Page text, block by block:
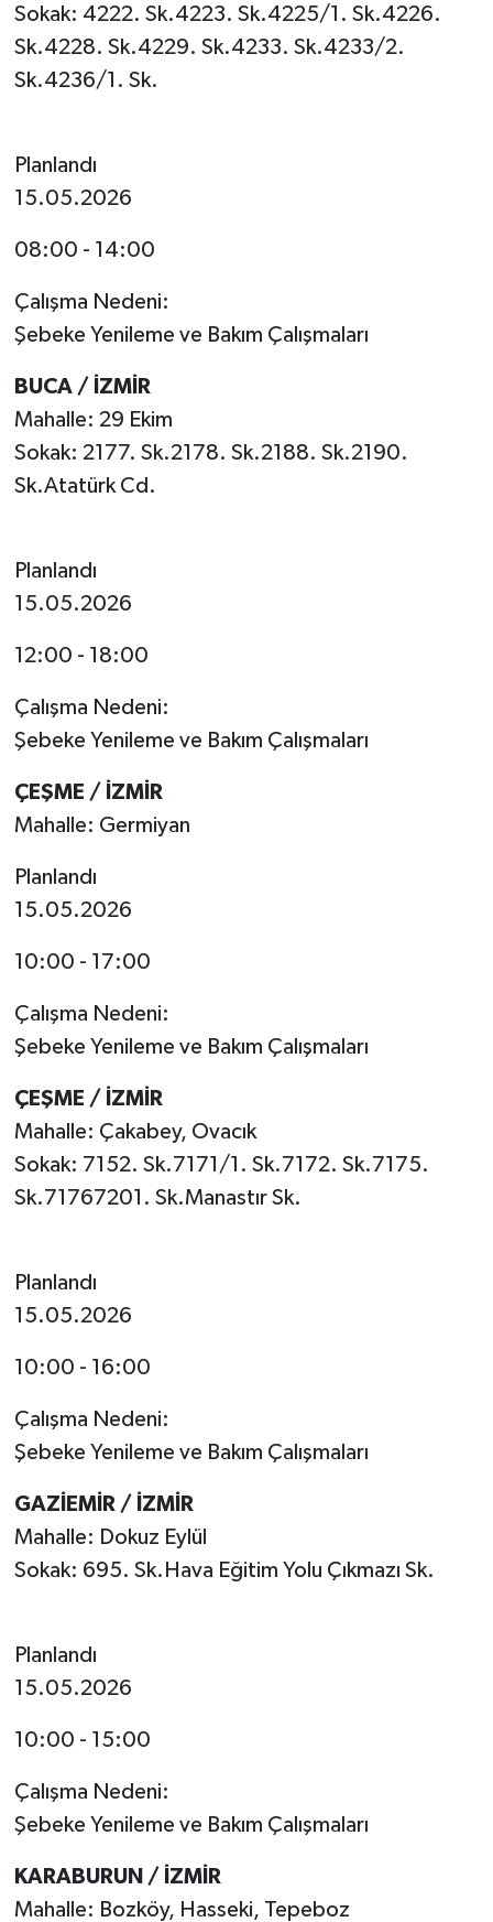
Sokak: 4222. Sk.4223. Sk.4225/1. Sk.4226.
Sk.4228. Sk.4229. Sk.4233. Sk.4233/2.
Sk.4236/1. Sk.
Planlandı
15.05.2026
08:00 - 14:00
Çalışma Nedeni:
Şebeke Yenileme ve Bakım Çalışmaları
BUCA / İZMİR
Mahalle: 29 Ekim
Sokak: 2177. Sk.2178. Sk.2188. Sk.2190.
Sk.Atatürk Cd.
Planlandı
15.05.2026
12:00 - 18:00
Çalışma Nedeni:
Şebeke Yenileme ve Bakım Çalışmaları
ÇEŞME / İZMİR
Mahalle: Germiyan
Planlandı
15.05.2026
10:00 - 17:00
Çalışma Nedeni:
Şebeke Yenileme ve Bakım Çalışmaları
ÇEŞME / İZMİR
Mahalle: Çakabey, Ovacık
Sokak: 7152. Sk.7171/1. Sk.7172. Sk.7175.
Sk.71767201. Sk.Manastır Sk.
Planlandı
15.05.2026
10:00 - 16:00
Çalışma Nedeni:
Şebeke Yenileme ve Bakım Çalışmaları
GAZİEMİR / İZMİR
Mahalle: Dokuz Eylül
Sokak: 695. Sk.Hava Eğitim Yolu Çıkmazı Sk.
Planlandı
15.05.2026
10:00 - 15:00
Çalışma Nedeni:
Şebeke Yenileme ve Bakım Çalışmaları
KARABURUN / İZMİR
Mahalle: Bozköy, Hasseki, Tepeboz